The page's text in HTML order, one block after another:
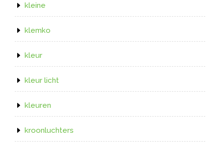
kleine
klemko
kleur
kleur licht
kleuren
kroonluchters